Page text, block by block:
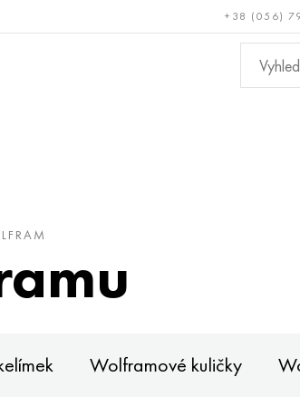
+38 (056)
Bronz, měď,
kovy
Wolframové kuličky